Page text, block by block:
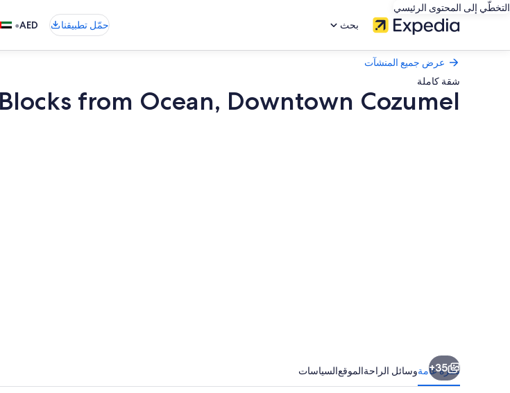
التخطّي إلى المحتوى الرئيسي
بحث
حمّل تطبيقنا AED
•
عرض جميع المنشآت
شقة كاملة
from Ocean, Downtown Cozumel
Cozumel
35+
نظرة عامةوسائل الراحةالموقعالسياسات